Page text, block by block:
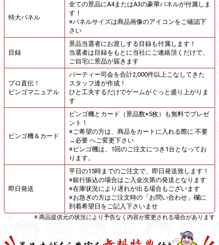
特大パネル
全ての景品にA4またはA3の豪華パネルが付属しま
す！
※パネルサイズは商品画像のアイコンをご確認下
さい
目録
景品当選者にお渡しする目録も付属します！
当選者は目録をもとに当社にご連絡頂くだけで、
ご自宅に景品が届きます
プロ直伝！
ビンゴマニュアル
パーティー司会を合計2,000件以上こなしてきた
スタッフ達が作成！
ひと工夫するだけでゲームがぐっと盛り上がりま
す
ビンゴ機＆カード
ビンゴ機とカード（景品数×5枚）も無料でプレゼ
ント！
※ご希望の方は、商品をカートに入れる際に 不要
→必要 へご変更下さい
※ビンゴ機は、1回のご注文につき1台となってお
ります。
即日発送
平日の15時までのご注文で、即日発送致します！
※銀行振込の場合はご入金次第の発送となります
※在庫状況により遅れが出る場合もございます
※お急ぎの方はご注文時の「お問い合わせ」欄に
到着希望日をご記入下さいませ
※ 商品提供元の状況により予告なく内容が変更される場合があります